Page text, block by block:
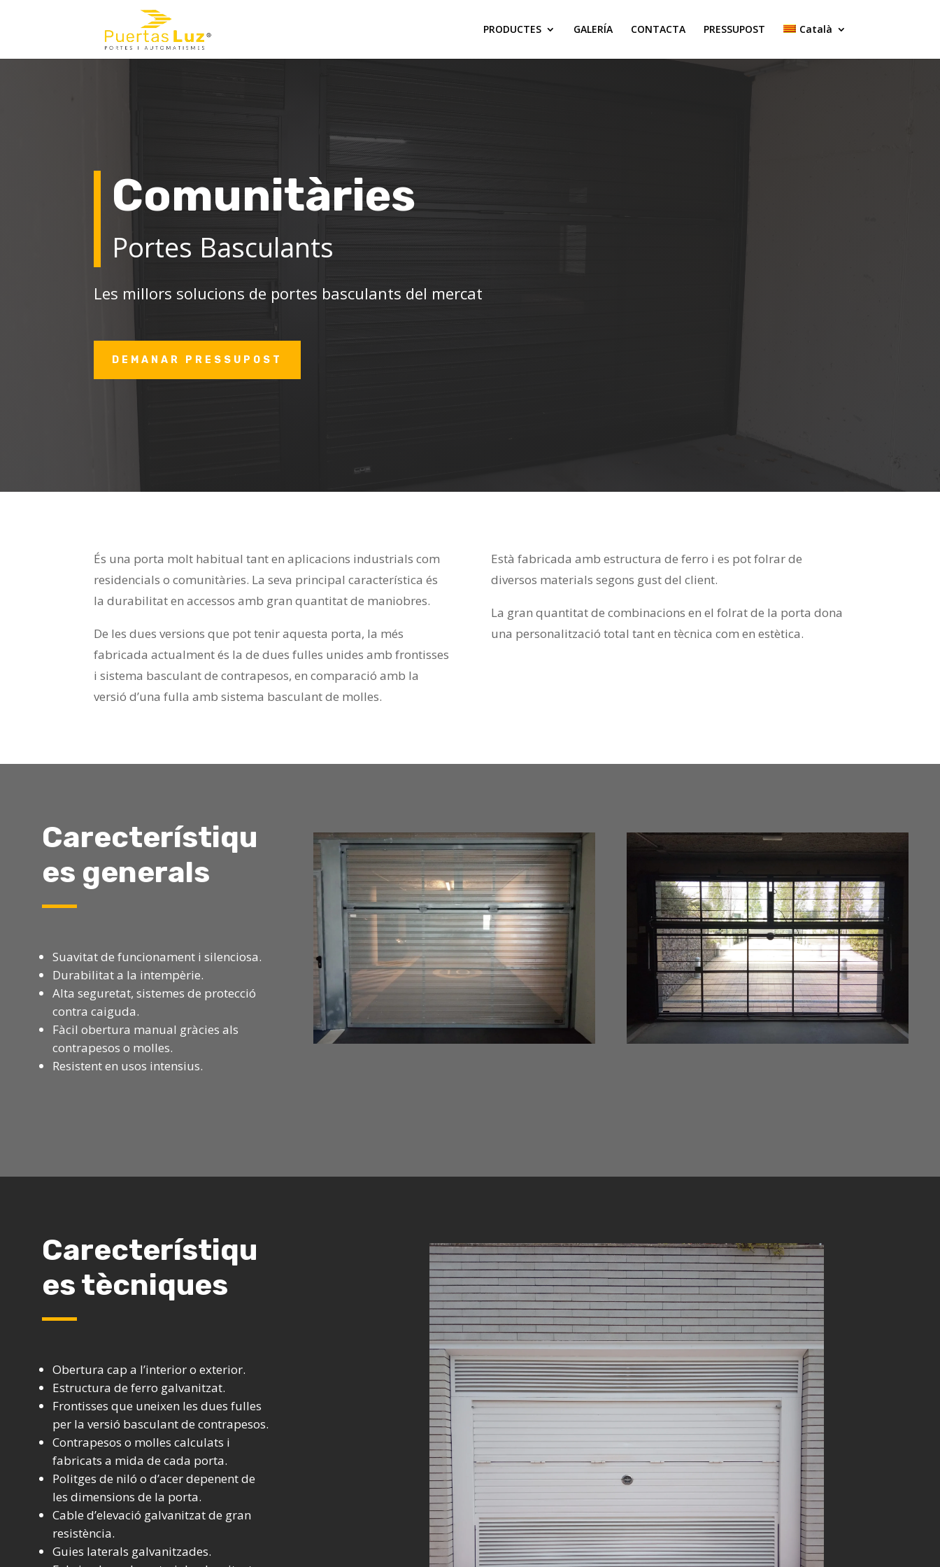
PRODUCTES GALERÍA CONTACTA PRESSUPOST Català
Comunitàries
Portes Basculants
Les millors solucions de portes basculants del mercat
DEMANAR PRESSUPOST
És una porta molt habitual tant en aplicacions industrials com
residencials o comunitàries. La seva principal característica és
la durabilitat en accessos amb gran quantitat de maniobres.
De les dues versions que pot tenir aquesta porta, la més
fabricada actualment és la de dues fulles unides amb frontisses
i sistema basculant de contrapesos, en comparació amb la
versió d’una fulla amb sistema basculant de molles.
Està fabricada amb estructura de ferro i es pot folrar de
diversos materials segons gust del client.
La gran quantitat de combinacions en el folrat de la porta dona
una personalització total tant en tècnica com en estètica.
Carecterístiqu
es generals
Suavitat de funcionament i silenciosa.
Durabilitat a la intempèrie.
Alta seguretat, sistemes de protecció
contra caiguda.
Fàcil obertura manual gràcies als
contrapesos o molles.
Resistent en usos intensius.
Carecterístiqu
es tècniques
Obertura cap a l’interior o exterior.
Estructura de ferro galvanitzat.
Frontisses que uneixen les dues fulles
per la versió basculant de contrapesos.
Contrapesos o molles calculats i
fabricats a mida de cada porta.
Politges de niló o d’acer depenent de
les dimensions de la porta.
Cable d’elevació galvanitzat de gran
resistència.
Guies laterals galvanitzades.